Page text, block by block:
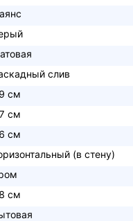
слив
см
см
см
(в стену)
см